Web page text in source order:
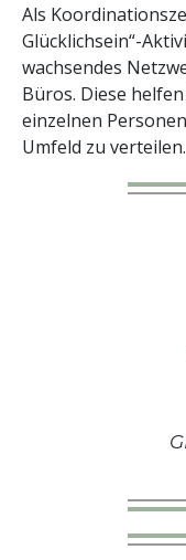
Als
Glücklichsein“-
wachsendes
Büros. Diese
einzelnen
Umfeld zu verteilen.